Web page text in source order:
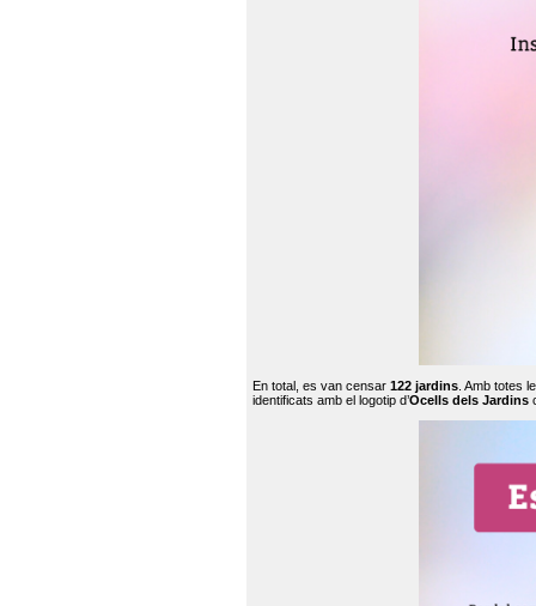
En total, es van censar 122 jardins . Amb totes
identificats amb el logotip d’Ocells dels Jardins